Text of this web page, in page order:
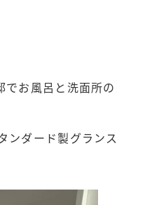
お風呂と洗面所の
ンダード製グランス